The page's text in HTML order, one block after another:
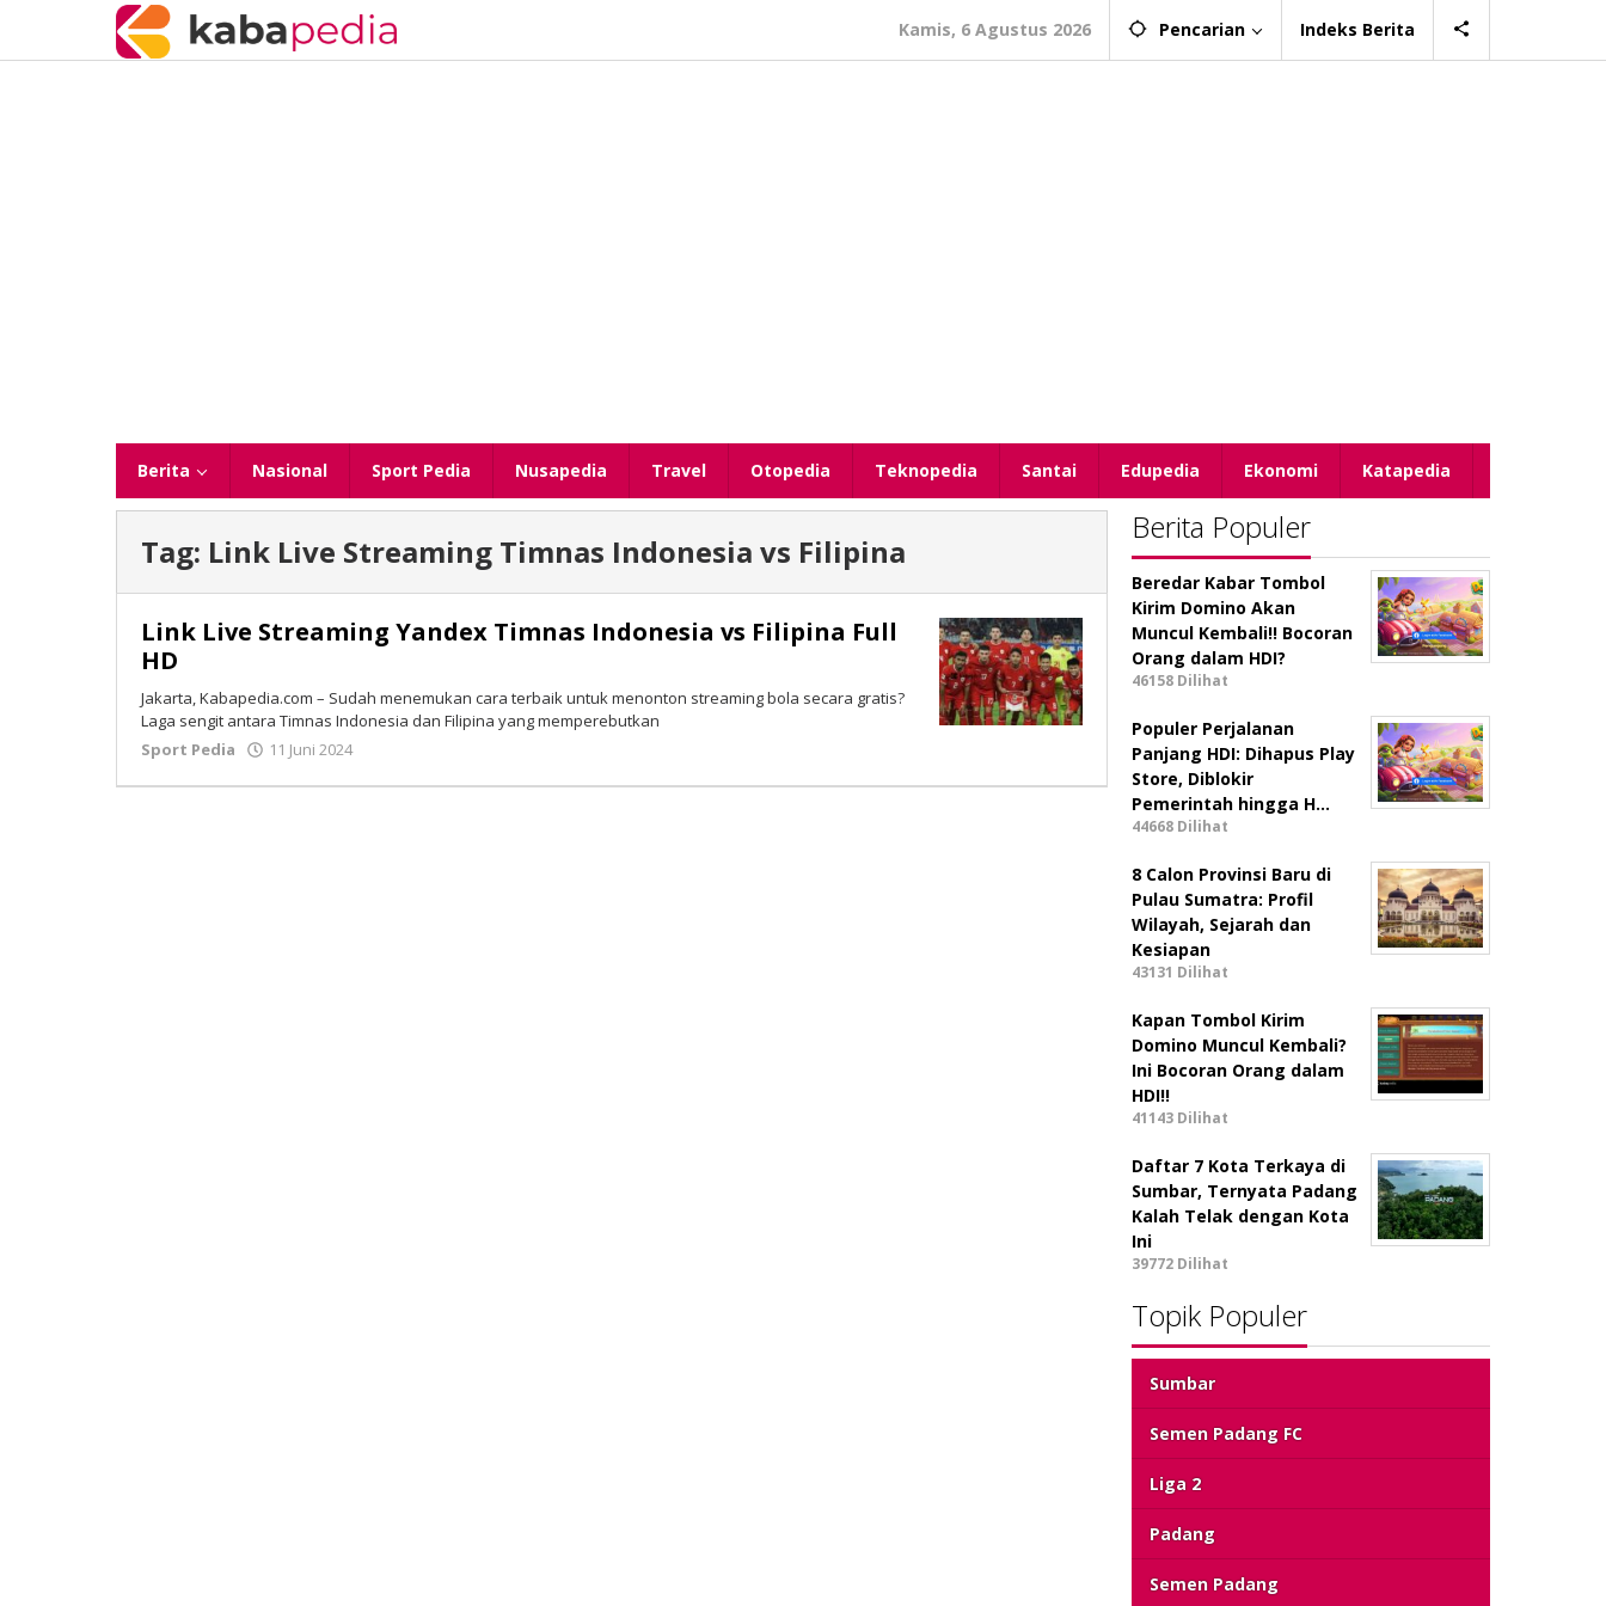
konten
Kamis, 6 Agustus 2026 Pencarian Indeks Berita
Berita Nasional Sport Pedia Nusapedia Travel Otopedia Teknopedia Santai Edupedia Ekonomi Katapedia
Tag: Link Live Streaming Timnas Indonesia vs Filipina
Link Live Streaming Yandex Timnas Indonesia vs Filipina Full
HD
Jakarta, Kabapedia.com – Sudah menemukan cara terbaik untuk menonton streaming bola secara gratis?
Laga sengit antara Timnas Indonesia dan Filipina yang memperebutkan
Sport Pedia
11 Juni 2024
Redaksi
Berita Populer
Beredar Kabar Tombol
Kirim Domino Akan
Muncul Kembali!! Bocoran
Orang dalam HDI?
46158 Dilihat
Populer Perjalanan
Panjang HDI: Dihapus Play
Store, Diblokir
Pemerintah hingga H…
44668 Dilihat
8 Calon Provinsi Baru di
Pulau Sumatra: Profil
Wilayah, Sejarah dan
Kesiapan
43131 Dilihat
Kapan Tombol Kirim
Domino Muncul Kembali?
Ini Bocoran Orang dalam
HDI!!
41143 Dilihat
Daftar 7 Kota Terkaya di
Sumbar, Ternyata Padang
Kalah Telak dengan Kota
Ini
39772 Dilihat
Topik Populer
Sumbar
Semen Padang FC
Liga 2
Padang
Semen Padang